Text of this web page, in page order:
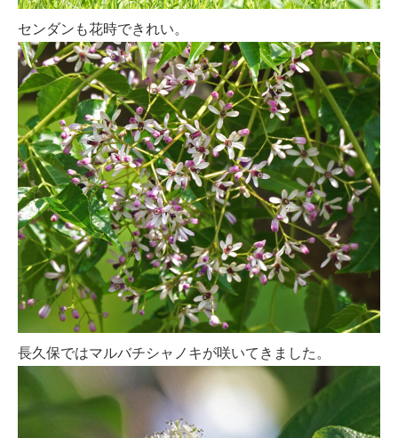
センダンも花時できれい。
長久保ではマルバチシャノキが咲いてきました。